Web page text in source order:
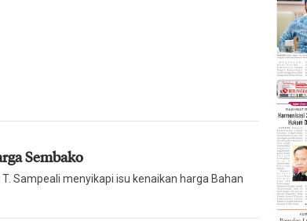
Sembako
T. Sampeali menyikapi isu kenaikan harga Bahan